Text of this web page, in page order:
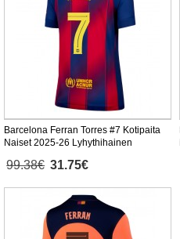
Barcelona Ferran Torres #7 Kotipaita
Naiset 2025-26 Lyhythihainen
99.38€ 31.75€